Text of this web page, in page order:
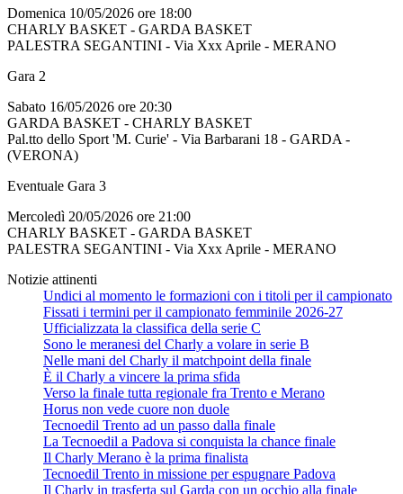
Domenica 10/05/2026 ore 18:00
CHARLY BASKET - GARDA BASKET
PALESTRA SEGANTINI - Via Xxx Aprile - MERANO
Gara 2
Sabato 16/05/2026 ore 20:30
GARDA BASKET - CHARLY BASKET
Pal.tto dello Sport 'M. Curie' - Via Barbarani 18 - GARDA -
(VERONA)
Eventuale Gara 3
Mercoledì 20/05/2026 ore 21:00
CHARLY BASKET - GARDA BASKET
PALESTRA SEGANTINI - Via Xxx Aprile - MERANO
Notizie attinenti
Undici al momento le formazioni con i titoli per il campionato
Fissati i termini per il campionato femminile 2026-27
Ufficializzata la classifica della serie C
Sono le meranesi del Charly a volare in serie B
Nelle mani del Charly il matchpoint della finale
È il Charly a vincere la prima sfida
Verso la finale tutta regionale fra Trento e Merano
Horus non vede cuore non duole
Tecnoedil Trento ad un passo dalla finale
La Tecnoedil a Padova si conquista la chance finale
Il Charly Merano è la prima finalista
Tecnoedil Trento in missione per espugnare Padova
Il Charly in trasferta sul Garda con un occhio alla finale